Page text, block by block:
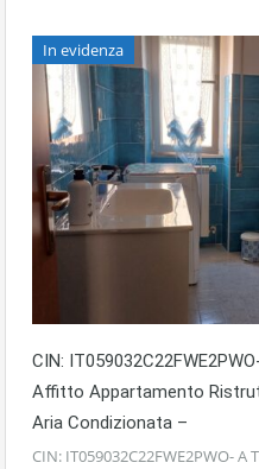
In evidenza
CIN:
Affitto Appartamento
Aria Condizionata –
CIN: IT059032C22FWE2PWO-